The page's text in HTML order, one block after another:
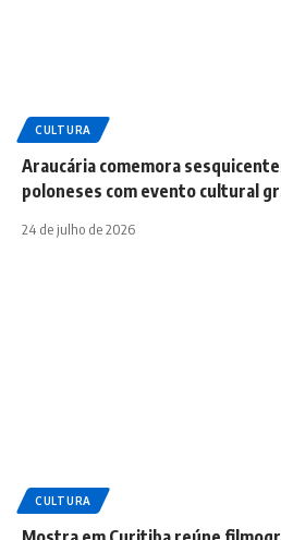
CULTURA
Araucária comemora
poloneses com evento cultural
24 de julho de 2026
CULTURA